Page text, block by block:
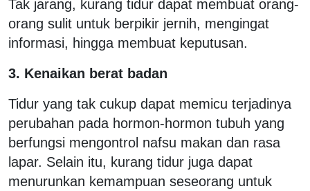
Tak jarang, kurang tidur dapat membuat orang-
orang sulit untuk berpikir jernih, mengingat
informasi, hingga membuat keputusan.
3. Kenaikan berat badan
Tidur yang tak cukup dapat memicu terjadinya
perubahan pada hormon-hormon tubuh yang
berfungsi mengontrol nafsu makan dan rasa
lapar. Selain itu, kurang tidur juga dapat
menurunkan kemampuan seseorang untuk